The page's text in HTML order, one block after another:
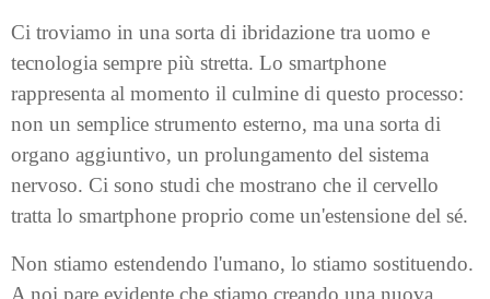
Ci troviamo in una sorta di ibridazione tra uomo e
tecnologia sempre più stretta. Lo smartphone
rappresenta al momento il culmine di questo processo:
non un semplice strumento esterno, ma una sorta di
organo aggiuntivo, un prolungamento del sistema
nervoso. Ci sono studi che mostrano che il cervello
tratta lo smartphone proprio come un'estensione del sé.
Non stiamo estendendo l'umano, lo stiamo sostituendo.
A noi pare evidente che stiamo creando una nuova